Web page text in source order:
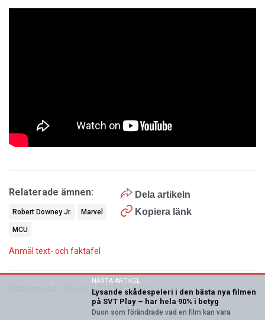
Dela artikeln
Kopiera länk
Relaterade ämnen:
Robert Downey Jr. Marvel
MCU
Anmäl text- och faktafel
29 maj 2023 kl. 14:00
NÄSTA ARTIKEL
Lysande skådespeleri i den bästa nya filmen
på SVT Play – har hela 90% i betyg
Duon som förändrade vad en film kan vara